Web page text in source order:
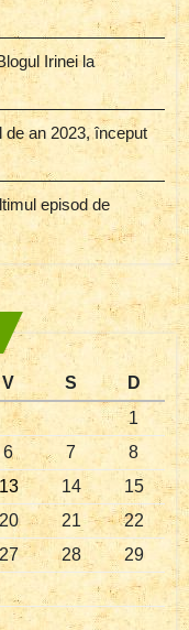
Irineila
de an 2023, început
episod de
V S
D
1
6 7
8
13 14
15
20 21
22
27 28
29